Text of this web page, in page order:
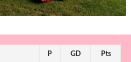
P GD Pts